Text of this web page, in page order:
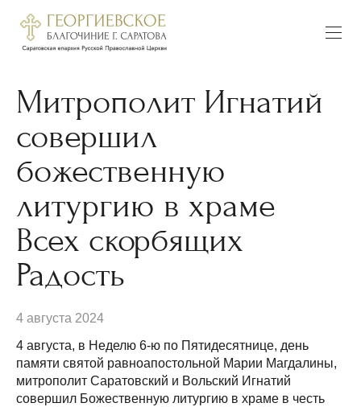
Митрополит Игнатий
совершил
божественную
литургию в храме
Всех скорбящих
Радость
4 августа 2024
4 августа, в Неделю 6-ю по Пятидесятнице, день
памяти святой равноапостольной Марии Магдалины,
митрополит Саратовский и Вольский Игнатий
совершил Божественную литургию в храме в честь